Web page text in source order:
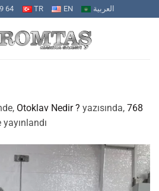
64 TR EN العربية
Otoklav Nedir ? yazısında, 768